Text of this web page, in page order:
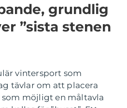
grundlig
”sista stenen
vintersport som
tävlar om att placera
som möjligt en måltavla